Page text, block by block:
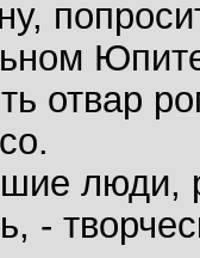
отвар
люди,
-